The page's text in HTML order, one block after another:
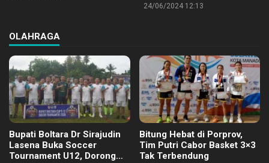
24/06/2024 12:13
OLAHRAGA
Bupati Boltara Dr Sirajudin
Lasena Buka Soccer
Tournament U12, Dorong
Bitung Hebat di Porprov,
Tim Putri Cabor Basket 3×3
Tak Terbendung